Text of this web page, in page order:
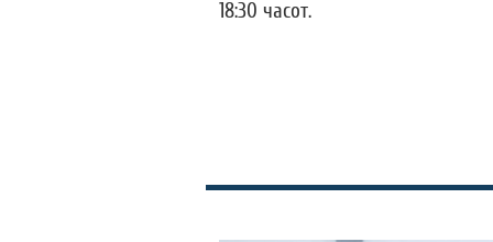
18:30 часот.